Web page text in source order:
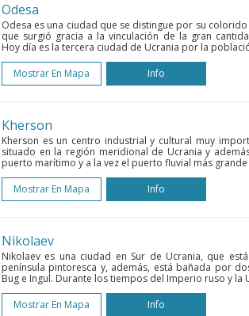
Odesa
Odesa es una ciudad que se distingue por su
que surgió gracia a la vinculación de la gran
Hoy día es la tercera ciudad de Ucrania por la
Mostrar En Mapa
Info
Kherson
Kherson es un centro industrial y cultural muy
situado en la región meridional de Ucrania y
puerto marítimo y a la vez el puerto fluvial más grande
Mostrar En Mapa
Info
Nikolaev
Nikolaev es una ciudad en Sur de Ucrania, que
península pintoresca y, además, está bañada por
Bug e Ingul. Durante los tiempos del Imperio ruso y la
Mostrar En Mapa
Info